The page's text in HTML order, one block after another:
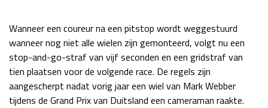
Kwalificatie
za 22:00 - 23:00
Race
zo 21:00 - 23:00
LAS VEGAS GRAND PRIX 2026 20 - 22 nov
Kwalificatie
za 05:00 - 06:00
GP ABU DHABI 2026 04 - 06 dec
Wanneer een coureur na een pitstop wordt weggestuurd
wanneer nog niet alle wielen zijn gemonteerd, volgt nu een
stop-and-go-straf van vijf seconden en een gridstraf van
tien plaatsen voor de volgende race. De regels zijn
aangescherpt nadat vorig jaar een wiel van Mark Webber
tijdens de Grand Prix van Duitsland een cameraman raakte.